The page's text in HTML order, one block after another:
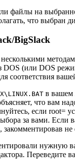
файлы на
что выбран
BigSlack
DOS (или DOS
соответствия
в вашем
что вам
если root=
за вами. Если
нужную
Переведите